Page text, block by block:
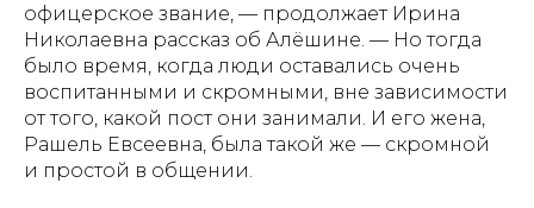
офицерское звание, — продолжает Ирина
Николаевна рассказ об Алёшине. — Но тогда
было время, когда люди оставались очень
воспитанными и скромными, вне зависимости
от того, какой пост они занимали. И его жена,
Рашель Евсеевна, была такой же — скромной
и простой в общении.